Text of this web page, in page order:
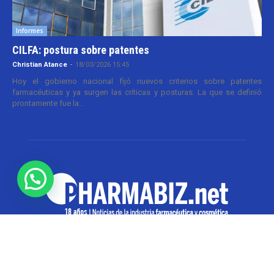
Informes
CILFA: postura sobre patentes
Christian Atance - 18/03/2026 15:45
Hoy el gobierno nacional fijó nuevos criterios sobre patentes
farmacéuticas y ya surgen las críticas y posturas. La que se definió
prontamente fue la...